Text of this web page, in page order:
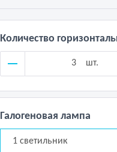
Количество
шт.
Галогеновая лампа
1 светильник